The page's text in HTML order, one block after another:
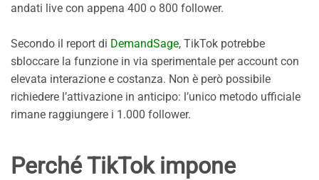
andati live con appena 400 o 800 follower.
Secondo il report di DemandSage, TikTok potrebbe
sbloccare la funzione in via sperimentale per account con
elevata interazione e costanza. Non è però possibile
richiedere l’attivazione in anticipo: l’unico metodo ufficiale
rimane raggiungere i 1.000 follower.
Perché TikTok impone